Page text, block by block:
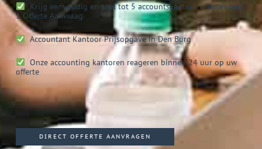
Krijg eenvoudig en snel tot 5 accountskantoor offertes met
1 Offerte Aanvraag
Accountant KantoorPrijsopgave in Den Burg
Onze accounting kantoren reageren binnen 24 uur op uw
offerte
DIRECT OFFERTE AANVRAGEN